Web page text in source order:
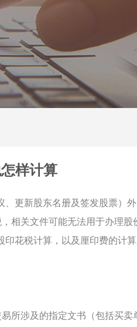
样计算
更新股东名册及签发股票）
相关文件可能无法用于办理股
花税计算，以及厘印费的计算
所涉及的指定文书（包括买卖